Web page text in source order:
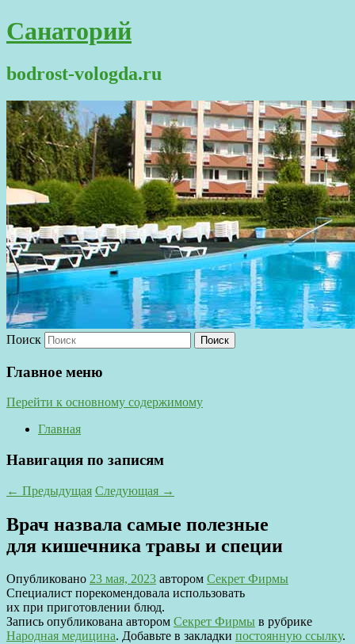
Санаторий
bodrost-vologda.ru
Поиск
Главное меню
Перейти к основному содержимому
Главная
Навигация по записям
← Предыдущая Следующая →
Врач назвала самые полезные
для кишечника травы и специи
Опубликовано 23 мая, 2023 автором Секрет Фирмы
Специалист порекомендовала использовать
их при приготовлении блюд.
Запись опубликована автором Секрет Фирмы в рубрике
Народная медицина. Добавьте в закладки постоянную ссылку.